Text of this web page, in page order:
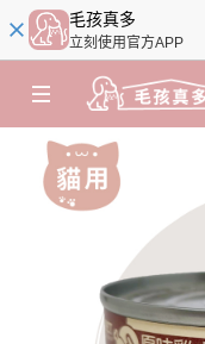
毛孩真多
立刻使用官方APP